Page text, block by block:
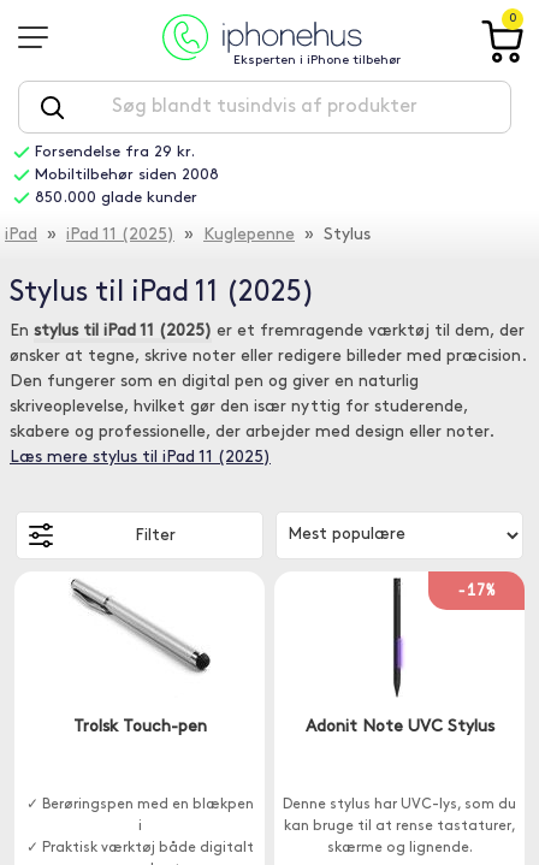
Eksperten i iPhone tilbehør
0
Forsendelse fra 29 kr.
Mobiltilbehør siden 2008
850.000 glade kunder
iPad » iPad 11 (2025) » Kuglepenne » Stylus
Stylus til iPad 11 (2025)
En stylus til iPad 11 (2025) er et fremragende værktøj til dem, der
ønsker at tegne, skrive noter eller redigere billeder med præcision.
Den fungerer som en digital pen og giver en naturlig
skriveoplevelse, hvilket gør den især nyttig for studerende,
skabere og professionelle, der arbejder med design eller noter.
Læs mere stylus til iPad 11 (2025)
Filter
Trolsk Touch-pen
✓ Berøringspen med en blækpen
i
✓ Praktisk værktøj både digitalt
-17%
Adonit Note UVC Stylus
Denne stylus har UVC-lys, som du
kan bruge til at rense tastaturer,
skærme og lignende.